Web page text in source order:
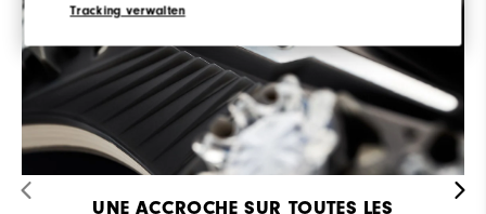
Tracking verwalten
UNE ACCROCHE SUR TOUTES LES